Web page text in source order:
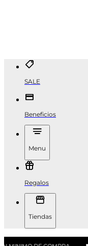
SALE
Beneficios
Menu
Regalos
Tiendas